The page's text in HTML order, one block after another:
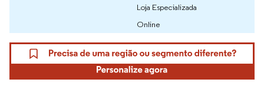
Loja Especializada
Online